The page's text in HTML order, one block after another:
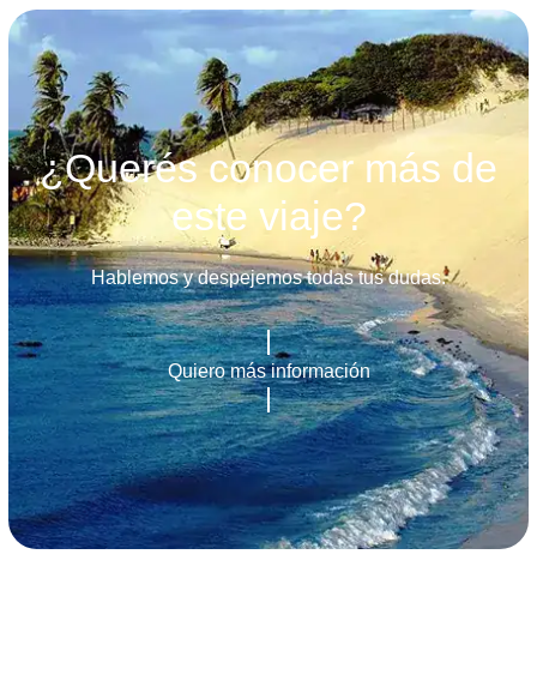
¿Querés conocer más de
este viaje?
Hablemos y despejemos todas tus dudas.
Quiero más información